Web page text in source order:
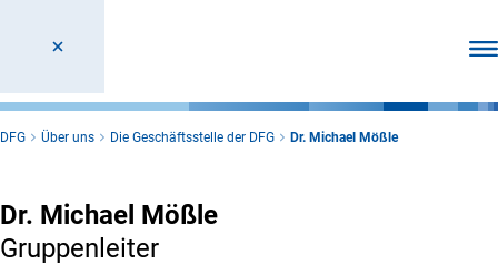
DFG Über uns Die Geschäftsstelle der DFG Dr. Michael Mößle
Dr. Michael Mößle
Gruppenleiter